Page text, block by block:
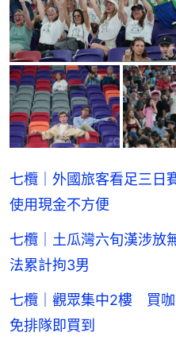
七欖｜外國旅客看足三
使用現金不方便
七欖｜土瓜灣六旬漢涉
法累計拘3男
七欖｜觀眾集中2樓 買
免排隊即買到